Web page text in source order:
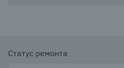
Статус ремонта